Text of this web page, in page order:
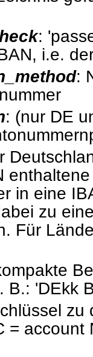
:
i.e.
:
: (nur DE
in eine
zu
Für
B.: 'DEkk
zu
= account